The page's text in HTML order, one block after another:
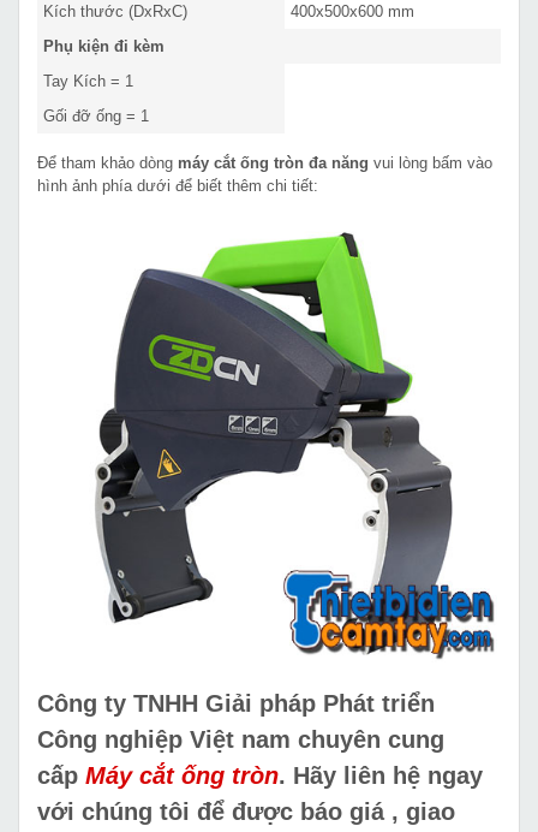
Kích thước (DxRxC)
400x500x600 mm
Phụ kiện đi kèm
Tay Kích = 1
Gối đỡ ống = 1
Để tham khảo dòng máy cắt ống tròn đa năng vui lòng bấm vào
hình ảnh phía dưới để biết thêm chi tiết:
Công ty TNHH Giải pháp Phát triển
Công nghiệp Việt nam chuyên cung
cấp Máy cắt ống tròn. Hãy liên hệ ngay
với chúng tôi để được báo giá , giao